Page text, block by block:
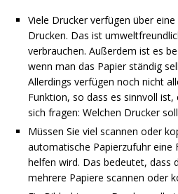
Viele Drucker verfügen über
Drucken. Das ist
verbrauchen. Außerdem ist es
wenn man das Papier ständig
Allerdings verfügen noch nicht
Funktion, so dass es sinnvoll
sich fragen: Welchen Drucker
Müssen Sie viel scannen oder
automatische Papierzufuhr eine
helfen wird. Das bedeutet, dass
mehrere Papiere scannen oder